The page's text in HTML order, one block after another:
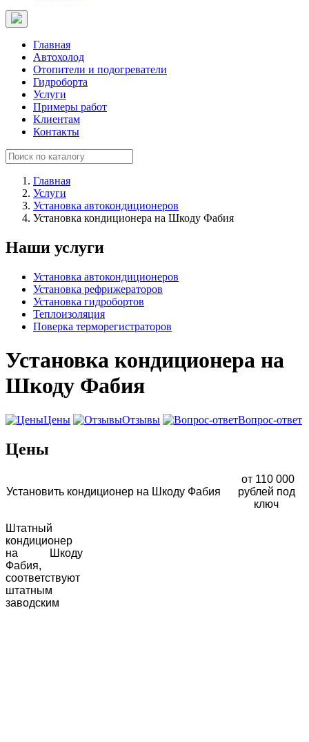
Главная
Автохолод
Отопители и подогреватели
Гидроборта
Услуги
Примеры работ
Клиентам
Контакты
Главная
Услуги
Установка автокондиционеров
Установка кондиционера на Шкоду Фабия
Наши услуги
Установка автокондиционеров
Установка рефрижераторов
Установка гидробортов
Теплоизоляция
Поверка терморегистраторов
Установка кондиционера на
Шкоду Фабия
Цены Отзывы Вопрос-ответ
Цены
Установить кондиционер на Шкоду Фабия
от 110 000
рублей под
ключ
Штатный
кондиционер
на Шкоду
Фабия,
соответствуют
штатным
заводским